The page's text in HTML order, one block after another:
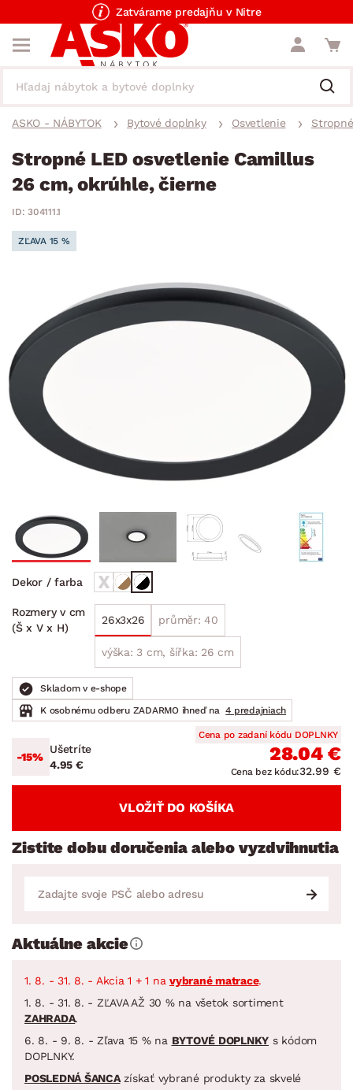
Zatvárame predajňu v Nitre
ASKO - NÁBYTOK Bytové doplnky Osvetlenie
Stropné LED osvetlenie Camillus
26 cm, okrúhle, čierne
ID: 304111.1
ZĽAVA 15 %
Dekor / farba
Rozmery v cm
(Š x V x H)
26x3x26 průměr: 40
výška: 3 cm, šířka: 26 cm
Skladom v e-shope
K osobnému odberu ZADARMO ihneď na 4 predajniach
-15%
Ušetríte
4.95 €
Cena po zadaní kódu DOPLNKY
28.04 €
Cena bez kódu:32.99 €
VLOŽIŤ DO KOŠÍKA
Zistite dobu doručenia alebo vyzdvihnutia
Aktuálne akcie
1. 8. - 31. 8. - Akcia 1 + 1 na vybrané matrace.
1. 8. - 31. 8. - ZĽAVA AŽ 30 % na všetok sortiment
ZAHRADA.
6. 8. - 9. 8. - Zľava 15 % na BYTOVÉ DOPLNKY s kódom
DOPLNKY.
POSLEDNÁ ŠANCAzískať vybrané produkty za skvelé